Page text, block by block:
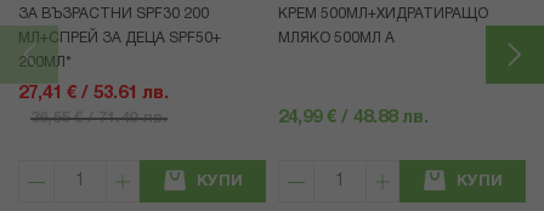
ЗА ВЪЗРАСТНИ SPF30 200
МЛ+СПРЕЙ ЗА ДЕЦА SPF50+
200МЛ*
27,41 € / 53.61 лв.
36,55 € / 71.49 лв.
КУПИ
КРЕМ 500МЛ+ХИДРАТИРАЩО
МЛЯКО 500МЛ A
24,99 € / 48.88 лв.
КУПИ